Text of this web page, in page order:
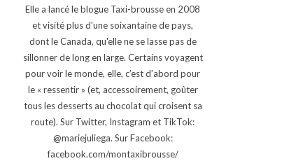
Elle a lancé le blogue Taxi-brousse en 2008
et visité plus d'une soixantaine de pays,
dont le Canada, qu'elle ne se lasse pas de
sillonner de long en large. Certains voyagent
pour voir le monde, elle, c’est d’abord pour
le « ressentir » (et, accessoirement, goûter
tous les desserts au chocolat qui croisent sa
route). Sur Twitter, Instagram et TikTok:
@mariejuliega. Sur Facebook:
facebook.com/montaxibrousse/